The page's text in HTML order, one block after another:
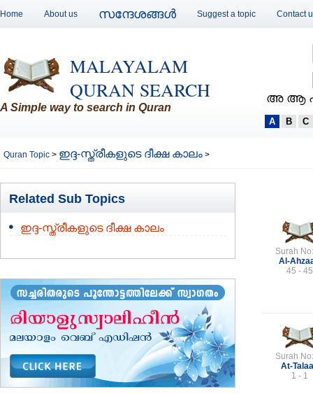
Home About us സന്ദേശങ്ങള്‍ Suggest a topic Contact
MALAYALAM
QURAN SEARCH
A Simple way to search in Quran
അ ആ
A B C
Quran Topic > ഇദ്ദ-സ്ത്രീകളുടെ ദീക്ഷ കാലം >
Related Sub Topics
ഇദ്ദ-സ്ത്രീകളുടെ ദീക്ഷ കാലം
Surah
Al-
45 - 45
Surah
At-
1 - 1